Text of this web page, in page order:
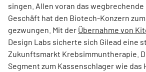
singen. Allen voran das
Geschäft hat den Biotech-Konzern
gezwungen. Mit der Übernahme von
Design Labs sicherte sich Gilead eine
Zukunftsmarkt Krebsimmuntherapie.
Segment zum Kassenschlager wie